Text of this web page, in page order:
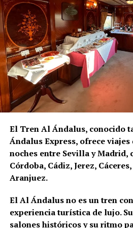
La Cueva del Gato está
El Tren Al Ándalus, conocido
Ándalus Express, ofrece viajes
noches entre Sevilla y Madrid,
Córdoba, Cádiz, Jerez,
Aranjuez.
El Al Ándalus no es un tren
experiencia turística de lujo.
salones históricos y su ritmo